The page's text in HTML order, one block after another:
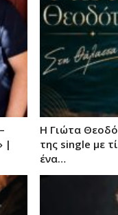
|
Η Γιώτα
της single με
ένα…